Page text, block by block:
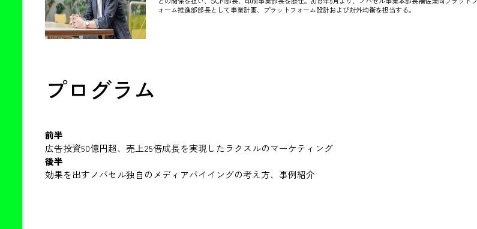
ォーム推進部部長として事業計画、プラットフォーム設計および対外均衡を担当する。
プログラム
前半
広告投資50億円超、売上25倍成長を実現したラクスルのマーケティング
後半
効果を出すノバセル独自のメディアバイイングの考え方、事例紹介